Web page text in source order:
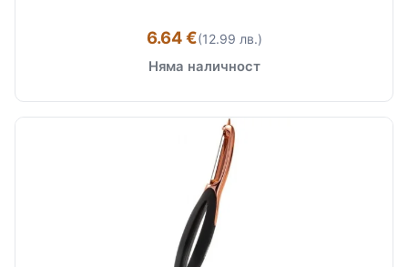
6.64 €(12.99 лв.)
Няма наличност